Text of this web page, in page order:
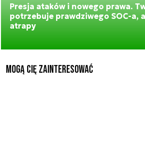
Presja ataków i nowego prawa.
potrzebuje prawdziwego SOC-a,
atrapy
Mogą Cię zainteresować